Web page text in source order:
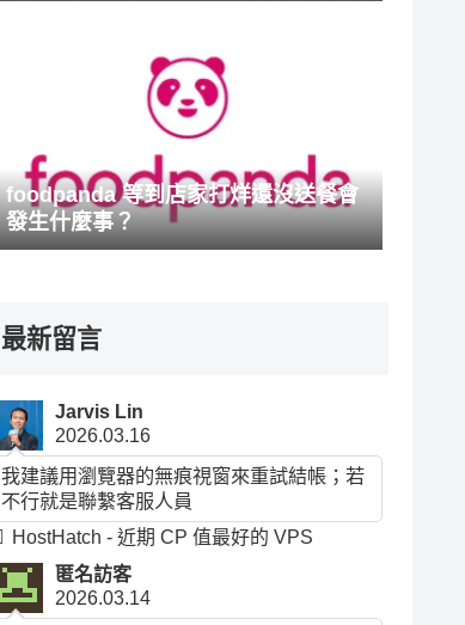
foodpanda 等到店家打烊還沒送餐會
發生什麼事？
最新留言
Jarvis Lin
2026.03.16
我建議用瀏覽器的無痕視窗來重試結帳；若
不行就是聯繫客服人員
HostHatch - 近期 CP 值最好的 VPS
匿名訪客
2026.03.14